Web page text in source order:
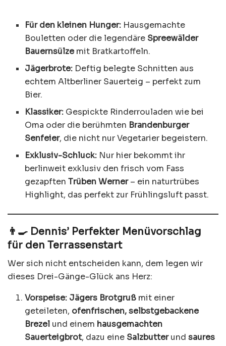
Für den kleinen Hunger: Hausgemachte
Bouletten oder die legendäre Spreewälder
Bauernsülzemit Bratkartoffeln.
Jägerbrote: Deftig belegte Schnitten aus
echtem Altberliner Sauerteig – perfekt zum
Bier.
Klassiker: Gespickte Rinderrouladen wie bei
Oma oder die berühmten Brandenburger
Senfeier, die nicht nur Vegetarier begeistern.
Exklusiv-Schluck: Nur hier bekommt ihr
berlinweit exklusiv den frisch vom Fass
gezapftenTrüben Werner– ein naturtrübes
Highlight, das perfekt zur Frühlingsluft passt.
👨‍🍳 Dennis’ Perfekter Menüvorschlag
für den Terrassenstart
Wer sich nicht entscheiden kann, dem legen wir
dieses Drei-Gänge-Glück ans Herz:
Vorspeise: Jägers Brotgruß mit einer
geteileten, ofenfrischen, selbstgebackene
Brezel und einem hausgemachten
Sauerteigbrot, dazu eine Salzbutterundsaures